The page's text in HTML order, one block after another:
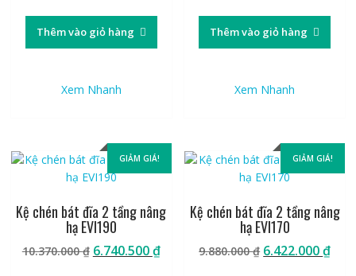
là:
3.260.000 ₫.
Thêm vào giỏ hàng
Xem Nhanh
là:
3.430.000 ₫.
Thêm vào giỏ hàng
Xem Nhanh
GIẢM GIÁ!
Kệ chén bát đĩa 2 tầng nâng
hạ EVI190
10.370.000₫ Giá
6.740.500₫Giá
GIẢM GIÁ!
Kệ chén bát đĩa 2 tầng nâng
hạ EVI170
9.880.000₫ Giá
6.422.000₫Giá